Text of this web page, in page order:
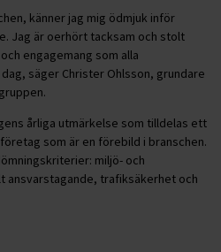
känner jag mig ödmjuk inför
Jag är oerhört tacksam och stolt
engagemang som alla
säger Christer Ohlsson, grundare
årliga utmärkelse som tilldelas ett
som är en förebild i branschen.
miljö- och
ansvarstagande, trafiksäkerhet och